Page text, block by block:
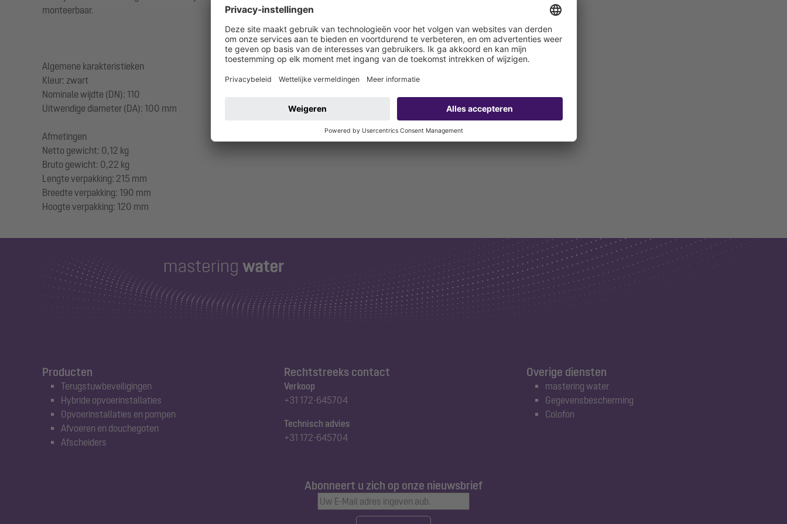
monteerbaar.
Algemene karakteristieken
Kleur: zwart
Nominale wijdte (DN): 110
Uitwendige diameter (DA): 100 mm
Afmetingen
Netto gewicht: 0,12 kg
Bruto gewicht: 0,22 kg
Lengte verpakking: 215 mm
Breedte verpakking: 190 mm
Producten
Terugstuwbeveiligingen
Hybride opvoerinstallaties
Opvoerinstallaties en pompen
Afvoeren en douchegoten
Afscheiders
Rechtstreeks contact
Verkoop
+31 172-645704
Technisch advies
+31 172-645704
Abonneert u zich op onze nieuwsbrief
Overige diensten
mastering water
Gegevensbescherming
Colofon